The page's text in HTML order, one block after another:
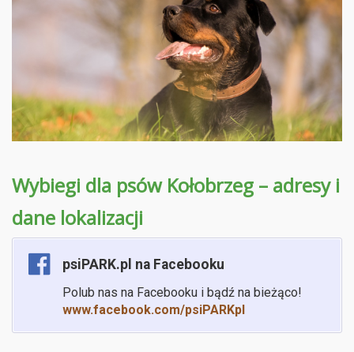
Wybiegi dla psów Kołobrzeg – adresy i
dane lokalizacji
psiPARK.pl na Facebooku
Polub nas na Facebooku i bądź na bieżąco!
www.facebook.com/psiPARKpl